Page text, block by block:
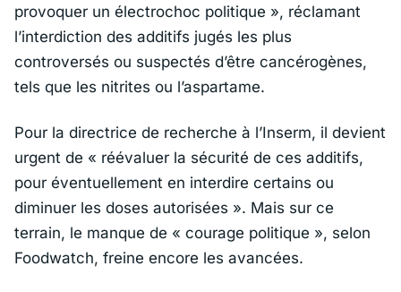
provoquer un électrochoc politique », réclamant
l’interdiction des additifs jugés les plus
controversés ou suspectés d’être cancérogènes,
tels que les nitrites ou l’aspartame.
Pour la directrice de recherche à l’Inserm, il devient
urgent de « réévaluer la sécurité de ces additifs,
pour éventuellement en interdire certains ou
diminuer les doses autorisées ». Mais sur ce
terrain, le manque de « courage politique », selon
Foodwatch, freine encore les avancées.